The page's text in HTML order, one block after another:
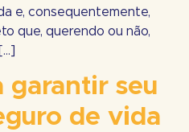
e, consequentemente,
que, querendo ou não,
garantir seu
de vida